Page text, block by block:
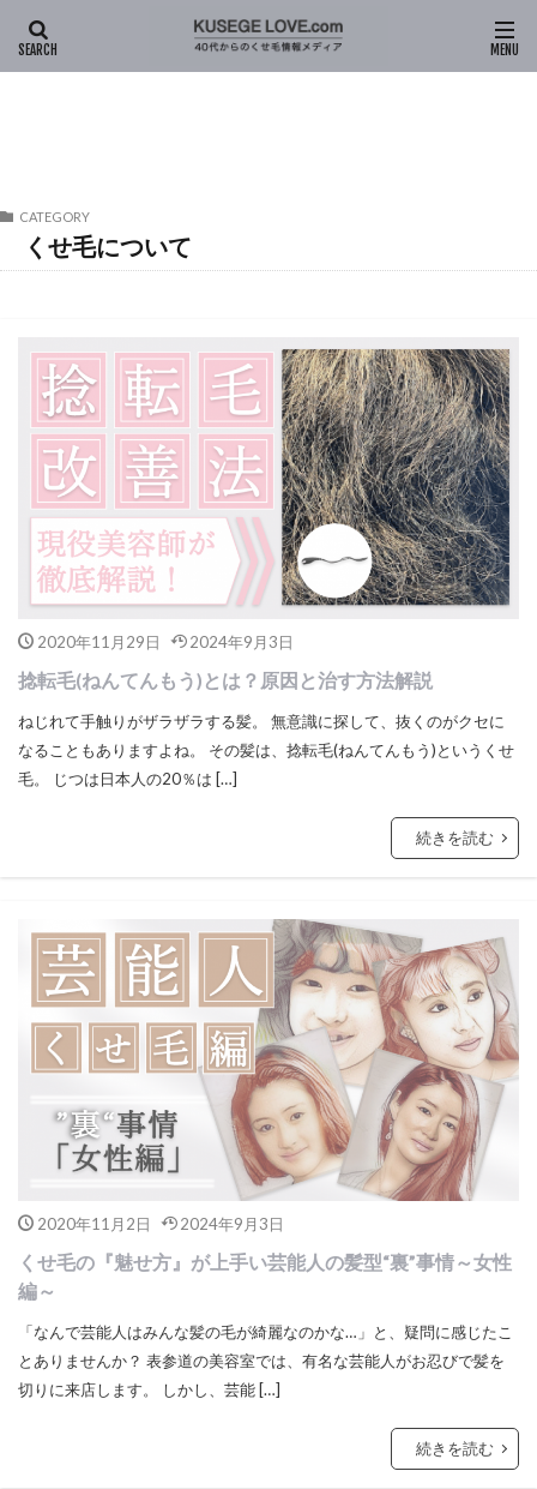
HOME くせ毛について (ページ7)
CATEGORY
くせ毛について
2020年11月29日 2024年9月3日
捻転毛(ねんてんもう)とは？原因と治す方法解説
ねじれて手触りがザラザラする髪。 無意識に探して、抜くのがクセに
なることもありますよね。 その髪は、捻転毛(ねんてんもう)というくせ
毛。 じつは日本人の20％は […]
続きを読む
2020年11月2日 2024年9月3日
くせ毛の『魅せ方』が上手い芸能人の髪型“裏”事情～女性
編～
「なんで芸能人はみんな髪の毛が綺麗なのかな…」と、疑問に感じたこ
とありませんか？ 表参道の美容室では、有名な芸能人がお忍びで髪を
切りに来店します。 しかし、芸能 […]
続きを読む